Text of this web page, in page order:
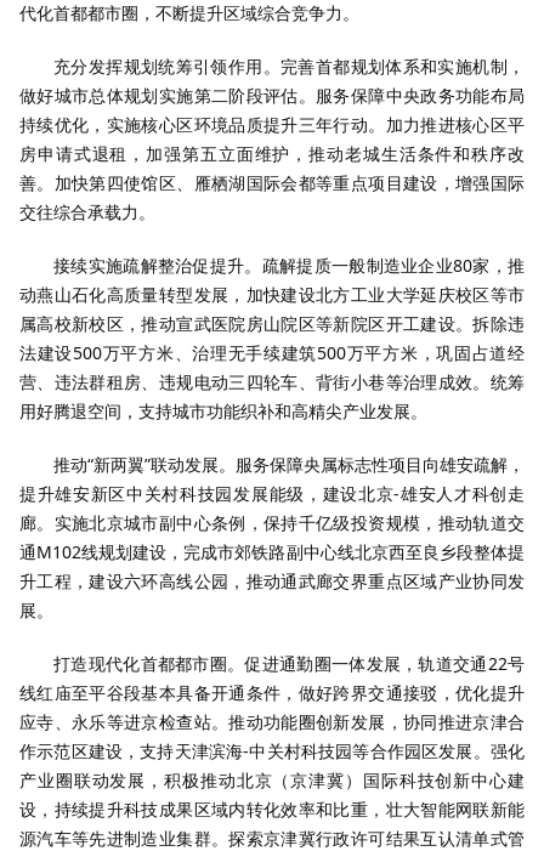
代化首都都市圈，不断提升区域综合竞争力。
充分发挥规划统筹引领作用。完善首都规划体系和实施机制，
做好城市总体规划实施第二阶段评估。服务保障中央政务功能布局
持续优化，实施核心区环境品质提升三年行动。加力推进核心区平
房申请式退租，加强第五立面维护，推动老城生活条件和秩序改
善。加快第四使馆区、雁栖湖国际会都等重点项目建设，增强国际
交往综合承载力。
接续实施疏解整治促提升。疏解提质一般制造业企业80家，推
动燕山石化高质量转型发展，加快建设北方工业大学延庆校区等市
属高校新校区，推动宣武医院房山院区等新院区开工建设。拆除违
法建设500万平方米、治理无手续建筑500万平方米，巩固占道经
营、违法群租房、违规电动三四轮车、背街小巷等治理成效。统筹
用好腾退空间，支持城市功能织补和高精尖产业发展。
推动“新两翼”联动发展。服务保障央属标志性项目向雄安疏解，
提升雄安新区中关村科技园发展能级，建设北京-雄安人才科创走
廊。实施北京城市副中心条例，保持千亿级投资规模，推动轨道交
通M102线规划建设，完成市郊铁路副中心线北京西至良乡段整体提
升工程，建设六环高线公园，推动通武廊交界重点区域产业协同发
展。
打造现代化首都都市圈。促进通勤圈一体发展，轨道交通22号
线红庙至平谷段基本具备开通条件，做好跨界交通接驳，优化提升
应寺、永乐等进京检查站。推动功能圈创新发展，协同推进京津合
作示范区建设，支持天津滨海-中关村科技园等合作园区发展。强化
产业圈联动发展，积极推动北京（京津冀）国际科技创新中心建
设，持续提升科技成果区域内转化效率和比重，壮大智能网联新能
源汽车等先进制造业集群。探索京津冀行政许可结果互认清单式管